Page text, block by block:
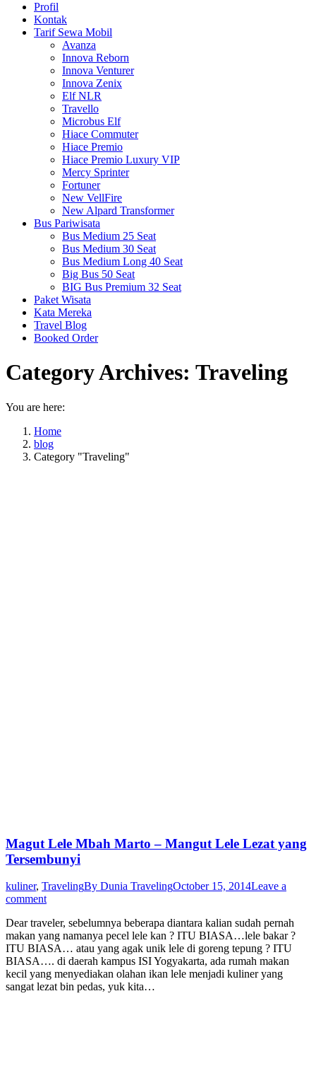
Profil
Kontak
Tarif Sewa Mobil
Avanza
Innova Reborn
Innova Venturer
Innova Zenix
Elf NLR
Travello
Microbus Elf
Hiace Commuter
Hiace Premio
Hiace Premio Luxury VIP
Mercy Sprinter
Fortuner
New VellFire
New Alpard Transformer
Bus Pariwisata
Bus Medium 25 Seat
Bus Medium 30 Seat
Bus Medium Long 40 Seat
Big Bus 50 Seat
BIG Bus Premium 32 Seat
Paket Wisata
Kata Mereka
Travel Blog
Booked Order
Category Archives: Traveling
You are here:
Home
blog
Category "Traveling"
Magut Lele Mbah Marto – Mangut Lele Lezat yang
Tersembunyi
kuliner, TravelingBy Dunia TravelingOctober 15, 2014Leave a
comment
Dear traveler, sebelumnya beberapa diantara kalian sudah pernah
makan yang namanya pecel lele kan ? ITU BIASA…lele bakar ?
ITU BIASA… atau yang agak unik lele di goreng tepung ? ITU
BIASA…. di daerah kampus ISI Yogyakarta, ada rumah makan
kecil yang menyediakan olahan ikan lele menjadi kuliner yang
sangat lezat bin pedas, yuk kita…